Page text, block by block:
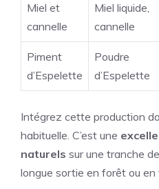
Miel et
cannelle
Miel liquide,
cannelle
Piment
d’Espelette
Poudre
d’Espelette
Intégrez cette production
habituelle. C’est une
naturels sur une tranche
longue sortie en forêt ou en